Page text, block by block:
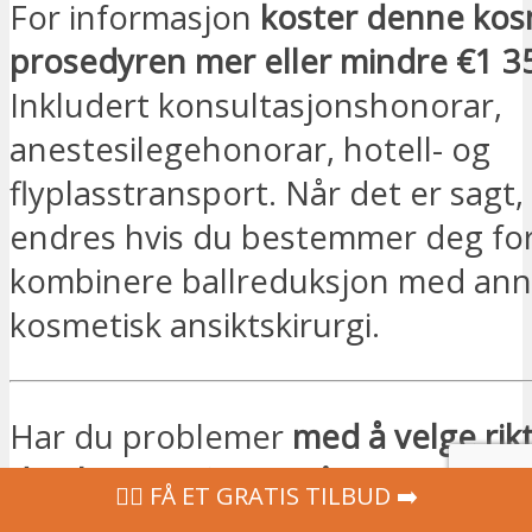
For informasjon koster denne
prosedyren mer eller mindre €1
Inkludert konsultasjonshonorar,
anestesilegehonorar, hotell- og
flyplasstransport. Når det er
endres hvis du bestemmer deg
kombinere ballreduksjon med
kosmetisk ansiktskirurgi.
Har du problemer med å velge
den beste prisen? Vår
‍👩‍⚕ FÅ ET GRATIS TILBUD ➡️